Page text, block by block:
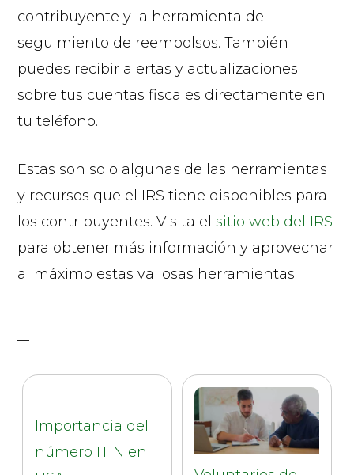
contribuyente y la herramienta de
seguimiento de reembolsos. También
puedes recibir alertas y actualizaciones
sobre tus cuentas fiscales directamente en
tu teléfono.
Estas son solo algunas de las herramientas
y recursos que el IRS tiene disponibles para
los contribuyentes. Visita elsitio web del IRS
para obtener más información y aprovechar
al máximo estas valiosas herramientas.
Importancia del
número ITIN en